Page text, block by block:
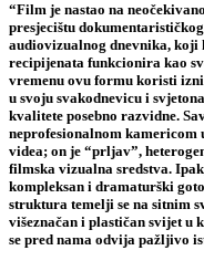
“Film je nastao na
presjecištu
audiovizualnog dnevnika,
recipijenata funkcionira kao
vremenu ovu formu koristi
u svoju svakodnevicu i
kvalitete posebno razvidne.
neprofesionalnom
videa; on je “prljav”,
filmska vizualna sredstva.
kompleksan i dramaturški
struktura temelji se na sitnim
višeznačan i plastičan svijet u
se pred nama odvija pažljivo